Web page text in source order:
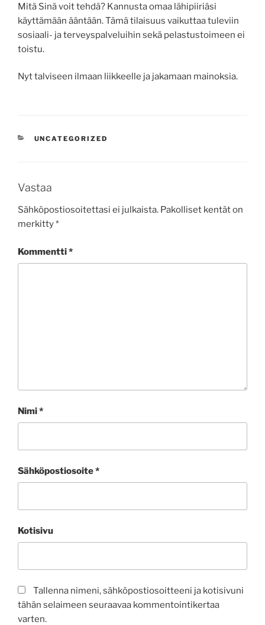
Mitä Sinä voit tehdä? Kannusta omaa lähipiiriäsi
käyttämään ääntään. Tämä tilaisuus vaikuttaa tuleviin
sosiaali- ja terveyspalveluihin sekä pelastustoimeen ei
toistu.
Nyt talviseen ilmaan liikkeelle ja jakamaan mainoksia.
KATEGORIAT
UNCATEGORIZED
Vastaa
Sähköpostiosoitettasi ei julkaista. Pakolliset kentät on
merkitty*
Kommentti*
Nimi*
Sähköpostiosoite*
Kotisivu
Tallenna nimeni, sähköpostiosoitteeni ja kotisivuni
tähän selaimeen seuraavaa kommentointikertaa
varten.